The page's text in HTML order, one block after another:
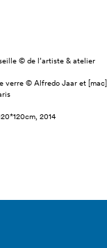
© de l’artiste & atelier
verre © Alfredo Jaar et [mac]
2014